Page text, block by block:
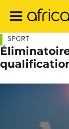
contenu
SPORT